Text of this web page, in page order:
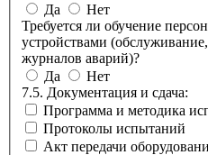
Да
Нет
Требуется ли обучение
устройствами
журналов аварий)?
Да
Нет
7.5. Документация и сдача:
Программа и методика
Протоколы испытаний
Акт передачи